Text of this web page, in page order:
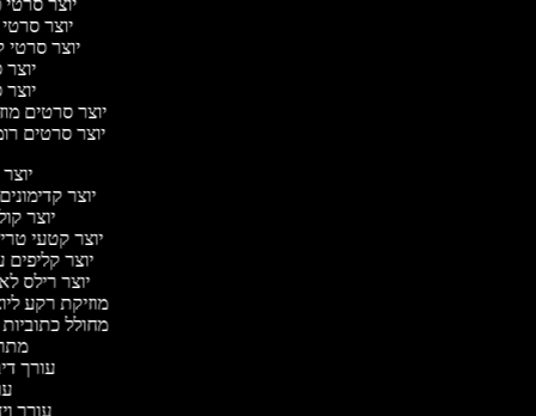
יוצר סרטי
יוצר סרטי
יוצר סרטי
יוצר
יוצר
יוצר סרטים
יוצר סרטים
יוצר
יוצר
יוצר קטעי
יוצר
יוצר רילס
מוזיקת רקע
מחולל
עורך
עורך